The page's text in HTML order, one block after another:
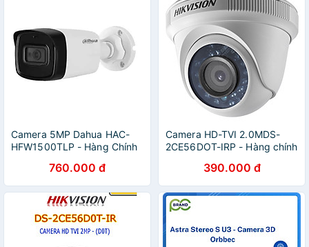
Camera 5MP Dahua HAC-
HFW1500TLP - Hàng Chính
760.000 đ
Camera HD-TVI 2.0MDS-
2CE56DOT-IRP - Hàng chính
390.000 đ